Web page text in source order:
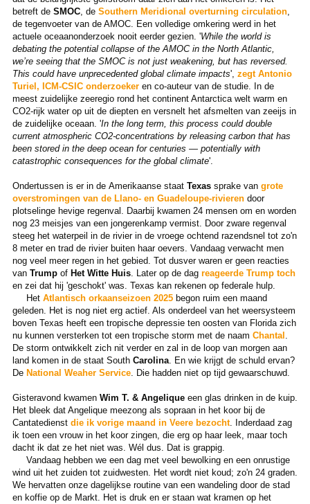
betreft de SMOC, de Southern Meridional overturning circulation,
de tegenvoeter van de AMOC. Een volledige omkering werd in het
actuele oceaanonderzoek nooit eerder gezien. 'While the world is
debating the potential collapse of the AMOC in the North Atlantic,
we’re seeing that the SMOC is not just weakening, but has reversed.
This could have unprecedented global climate impacts', zegt Antonio
Turiel, ICM-CSIC onderzoekeren co-auteur van de studie. In de
meest zuidelijke zeeregio rond het continent Antarctica welt warm en
CO2-rijk water op uit de diepten en versnelt het afsmelten van zeeijs in
de zuidelijke oceaan. 'In the long term, this process could double
current atmospheric CO2-concentrations by releasing carbon that has
been stored in the deep ocean for centuries — potentially with
catastrophic consequences for the global climate'.
Ondertussen is er in de Amerikaanse staat Texassprake van grote
overstromingen van de Llano- en Guadeloupe-rivierendoor
plotselinge hevige regenval. Daarbij kwamen 24 mensen om en worden
nog 23 meisjes van een jongerenkamp vermist. Door zware regenval
steeg het waterpeil in de rivier in de vroege ochtend razendsnel tot zo'n
8 meter en trad de rivier buiten haar oevers. Vandaag verwacht men
nog veel meer regen in het gebied. Tot dusver waren er geen reacties
van Trumpof Het Witte Huis. Later op de dag reageerde Trump toch
en zei dat hij 'geschokt' was. Texas kan rekenen op federale hulp.
Het Atlantisch orkaanseizoen 2025begon ruim een maand
geleden. Het is nog niet erg actief. Als onderdeel van het weersysteem
boven Texas heeft een tropische depressie ten oosten van Florida zich
nu kunnen versterken tot een tropische storm met de naam Chantal .
De storm ontwikkelt zich nit verder en zal in de loop van morgen aan
land komen in de staat South Carolina. En wie krijgt de schuld ervan?
De National Weaher Service. Die hadden niet op tijd gewaarschuwd.
Gisteravond kwamen Wim T. & Angeliqueeen glas drinken in de kuip.
Het bleek dat Angelique meezong als sopraan in het koor bij de
Cantatedienst die ik vorige maand in Veere bezocht. Inderdaad zag
ik toen een vrouw in het koor zingen, die erg op haar leek, maar toch
dacht ik dat ze het niet was. Wél dus. Dat is grappig.
Vandaag hebben we een dag met veel bewolking en een onrustige
wind uit het zuiden tot zuidwesten. Het wordt niet koud; zo'n 24 graden.
We hervatten onze dagelijkse routine van een wandeling door de stad
en koffie op de Markt. Het is druk en er staan wat kramen op het